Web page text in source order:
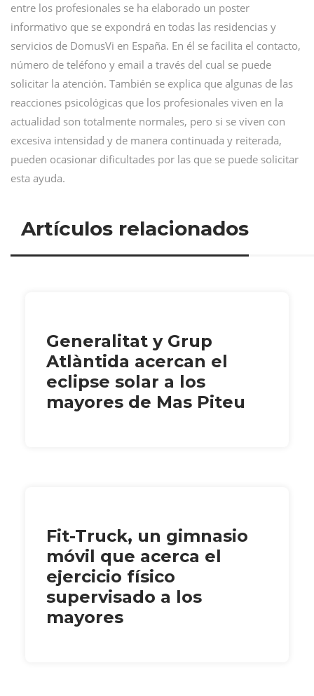
entre los profesionales se ha elaborado un poster
informativo que se expondrá en todas las residencias y
servicios de DomusVi en España. En él se facilita el contacto,
número de teléfono y email a través del cual se puede
solicitar la atención. También se explica que algunas de las
reacciones psicológicas que los profesionales viven en la
actualidad son totalmente normales, pero si se viven con
excesiva intensidad y de manera continuada y reiterada,
pueden ocasionar dificultades por las que se puede solicitar
esta ayuda.
Artículos relacionados
Generalitat y Grup
Atlàntida acercan el
eclipse solar a los
mayores de Mas Piteu
Fit-Truck, un gimnasio
móvil que acerca el
ejercicio físico
supervisado a los
mayores